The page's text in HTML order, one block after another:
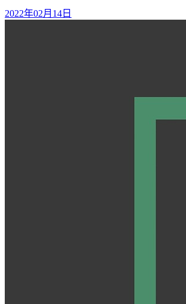
2022年02月14日